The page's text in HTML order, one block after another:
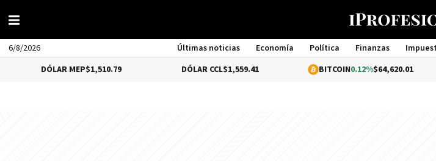
6/8/2026 Últimas noticias Economía Política Finanzas
Management
MEP$1,510.79 $1,559.41 0.12%$64,620.01